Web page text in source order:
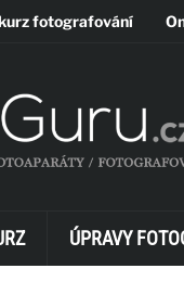
fotografování
ÚPRAVY